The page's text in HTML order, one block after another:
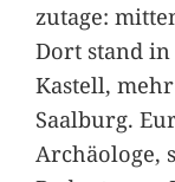
zutage:
Dort stand
Kastell,
Saalburg.
Archäologe,